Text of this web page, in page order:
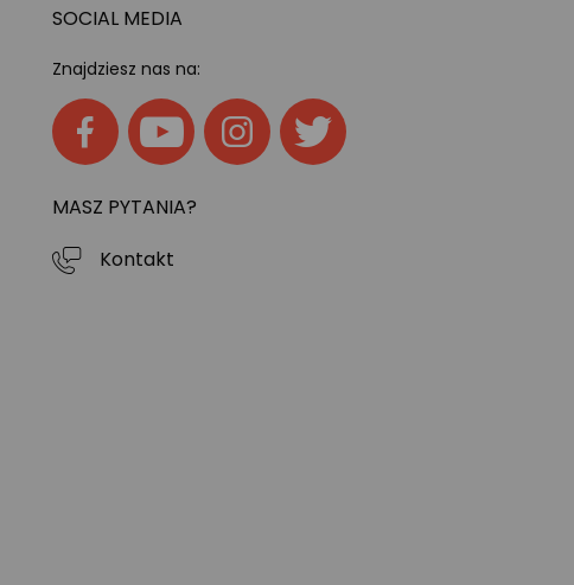
SOCIAL MEDIA
Znajdziesz nas na:
MASZ PYTANIA?
Kontakt